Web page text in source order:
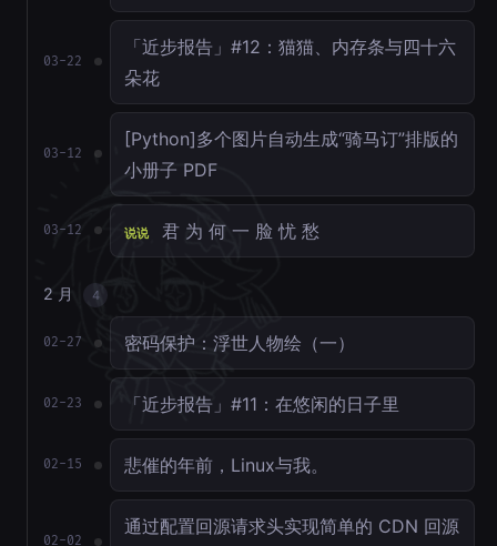
03-22
「近步报告」#12：猫猫、内存条与四十六
朵花
03-12
[Python]多个图片自动生成“骑马订”排版的
小册子 PDF
03-12 说说 君 为 何 一 脸 忧 愁
2 月 4
02-27 密码保护：浮世人物绘（一）
02-23 「近步报告」#11：在悠闲的日子里
02-15 悲催的年前，Linux与我。
02-02
通过配置回源请求头实现简单的 CDN 回源